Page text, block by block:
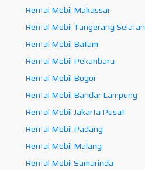
Rental Mobil Makassar
Rental Mobil Tangerang Selatan
Rental Mobil Batam
Rental Mobil Pekanbaru
Rental Mobil Bogor
Rental Mobil Bandar Lampung
Rental Mobil Jakarta Pusat
Rental Mobil Padang
Rental Mobil Malang
Rental Mobil Samarinda